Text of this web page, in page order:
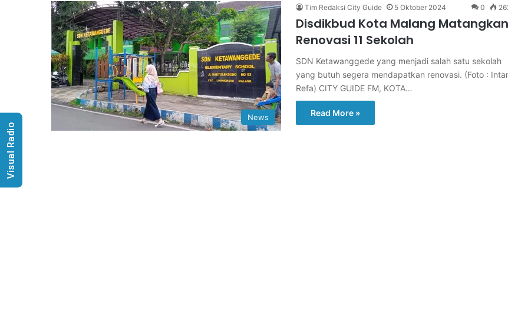
News
Tim Redaksi City Guide 5 Oktober 2024 0
Disdikbud Kota Malang Matangkan
Renovasi 11 Sekolah
SDN Ketawanggede yang menjadi salah satu sekolah
yang butuh segera mendapatkan renovasi. (Foto :
Refa) CITY GUIDE FM, KOTA…
Read More »
Visual Radio